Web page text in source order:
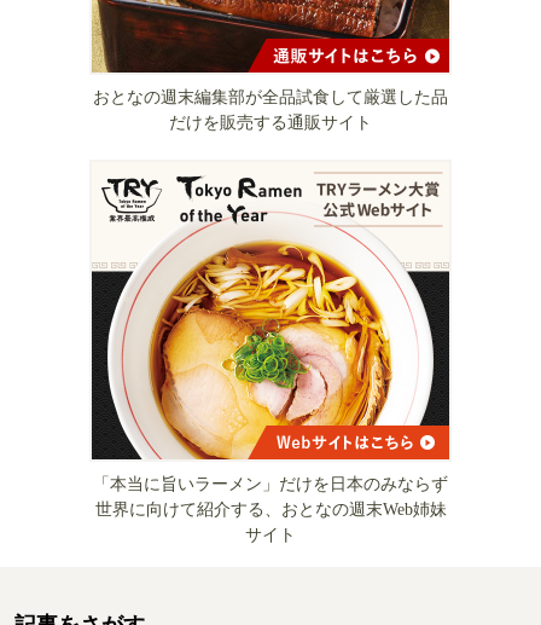
おとなの週末編集部が全品試食して厳選した品
だけを販売する通販サイト
「本当に旨いラーメン」だけを日本のみならず
世界に向けて紹介する、おとなの週末Web姉妹
サイト